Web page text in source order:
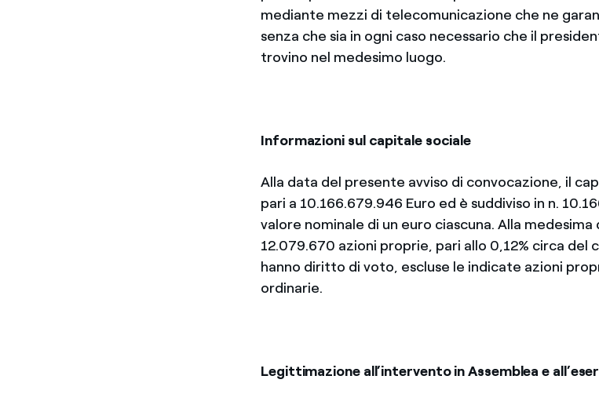
mediante mezzi di telecomunicazione che ne
senza che sia in ogni caso necessario che il
trovino nel medesimo luogo.
Informazioni sul capitale sociale
Alla data del presente avviso di convocazione, il
pari a 10.166.679.946 Euro ed è suddiviso in n.
valore nominale di un euro ciascuna. Alla
12.079.670 azioni proprie, pari allo 0,12% circa del
hanno diritto di voto, escluse le indicate azioni
ordinarie.
Legittimazione all’intervento in Assemblea e